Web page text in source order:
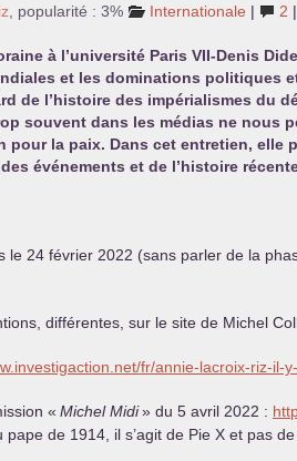
popularité : 3% Internationale | 2 |
à l’université Paris VII-Denis
et les dominations politiques
de l’histoire des impérialismes du
souvent dans les médias ne nous
la paix. Dans cet entretien, elle
événements et de l’histoire
le 24 février 2022 (sans parler de la
différentes, sur le site de Michel
fr/annie-lacroix-riz-
« Michel Midi» du 5 avril 2022 :
de 1914, il s’agit de Pie X et pas